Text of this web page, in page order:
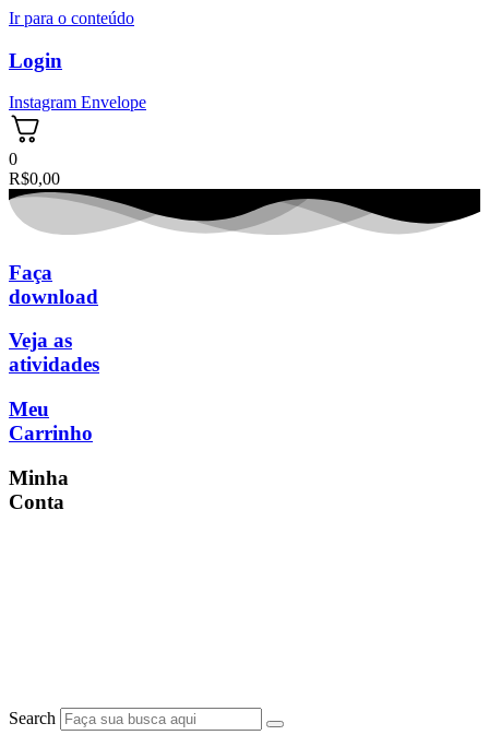
Ir para o conteúdo
Login
Instagram Envelope
0
R$0,00
Faça
download
Veja as
atividades
Meu
Carrinho
Minha
Conta
Search